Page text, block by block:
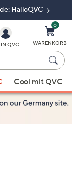
HalloQVC
QVC
0
WARENKORB
Cool mit QVC